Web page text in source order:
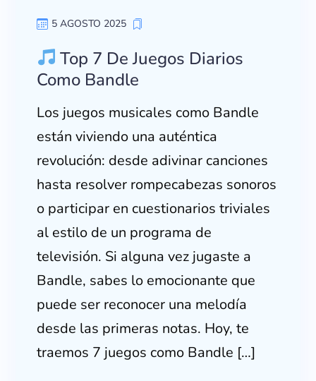
5 AGOSTO 2025
Top 7 De Juegos Diarios
Como Bandle
Los juegos musicales como Bandle
están viviendo una auténtica
revolución: desde adivinar canciones
hasta resolver rompecabezas sonoros
o participar en cuestionarios triviales
al estilo de un programa de
televisión. Si alguna vez jugaste a
Bandle, sabes lo emocionante que
puede ser reconocer una melodía
desde las primeras notas. Hoy, te
traemos 7 juegos como Bandle […]